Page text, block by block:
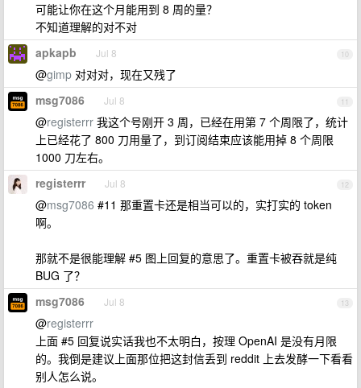
可能让你在这个月能用到 8 周的量？
不知道理解的对不对
10
apkapb Jul 8
@gimp 对对对，现在又残了
11
msg7086 Jul 8
@registerrr 我这个号刚开 3 周，已经在用第 7 个周限了，统计
上已经花了 800 刀用量了，到订阅结束应该能用掉 8 个周限
1000 刀左右。
12
registerrr Jul 8
@msg7086 #11 那重置卡还是相当可以的，实打实的 token
啊。
那就不是很能理解 #5 图上回复的意思了。重置卡被吞就是纯
BUG 了？
13
msg7086 Jul 8
@registerrr
上面 #5 回复说实话我也不太明白，按理 OpenAI 是没有月限
的。我倒是建议上面那位把这封信丢到 reddit 上去发酵一下看看
别人怎么说。